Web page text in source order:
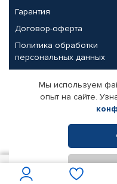
Гарантия
Договор-оферта
Политика обработки
персональных данных
Партнерам
Корпоративным клиентам
Поставщикам
© КАМАЗ ЦЕНТР ДОНЕЦК,
Интернет-магазин
Мы используем
опыт на сайте.